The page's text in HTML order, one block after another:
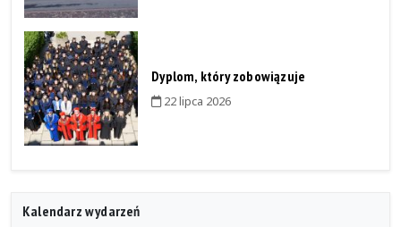
Dyplom, który zobowiązuje
22 lipca 2026
Kalendarz wydarzeń